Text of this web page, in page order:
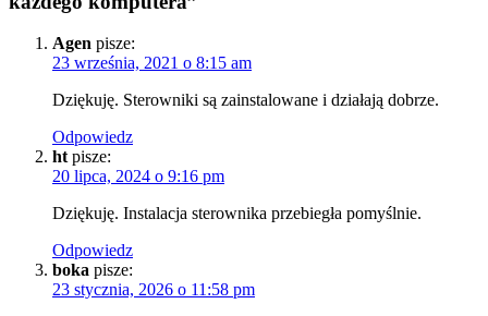
Agen pisze:
23 września, 2021 o 8:15 am
Dziękuję. Sterowniki są zainstalowane i działają dobrze.
Odpowiedz
ht pisze:
20 lipca, 2024 o 9:16 pm
Dziękuję. Instalacja sterownika przebiegła pomyślnie.
Odpowiedz
boka pisze:
23 stycznia, 2026 o 11:58 pm